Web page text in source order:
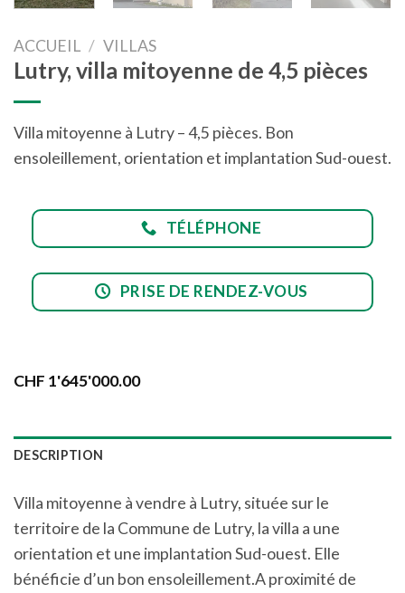
ACCUEIL / VILLAS
Lutry, villa mitoyenne de 4,5 pièces
Villa mitoyenne à Lutry – 4,5 pièces. Bon
ensoleillement, orientation et implantation Sud-ouest.
TÉLÉPHONE
PRISE DE RENDEZ-VOUS
CHF 1'645'000.00
DESCRIPTION
Villa mitoyenne à vendre à Lutry, située sur le
territoire de la Commune de Lutry, la villa a une
orientation et une implantation Sud-ouest. Elle
bénéficie d’un bon ensoleillement.A proximité de